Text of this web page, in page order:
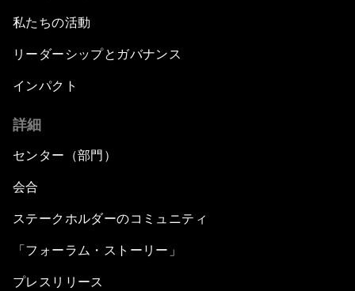
私たちの活動
リーダーシップとガバナンス
インパクト
詳細
センター（部門）
会合
ステークホルダーのコミュニティ
「フォーラム・ストーリー」
プレスリリース